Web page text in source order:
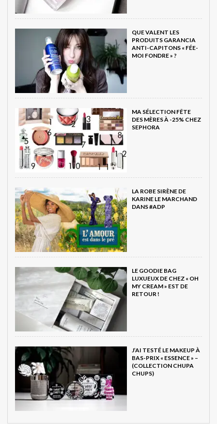
QUE VALENT LES
PRODUITS GARANCIA
ANTI-CAPITONS « FÉE-
MOI FONDRE » ?
MA SÉLECTION FÊTE
DES MÈRES À -25% CHEZ
SEPHORA
LA ROBE SIRÈNE DE
KARINE LE MARCHAND
DANS #ADP
LE GOODIE BAG
LUXUEUX DE CHEZ « OH
MY CREAM » EST DE
RETOUR !
J’AI TESTÉ LE MAKEUP À
BAS-PRIX « ESSENCE » –
(COLLECTION CHUPA
CHUPS)